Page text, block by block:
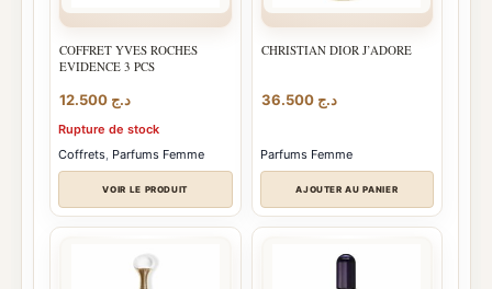
COFFRET YVES ROCHES
EVIDENCE 3 PCS
د.ج
Rupture de stock
Coffrets, Parfums Femme
VOIR LE PRODUIT
CHRISTIAN DIOR J’ADORE
د.ج 36.500
Parfums Femme
AJOUTER AU PANIER